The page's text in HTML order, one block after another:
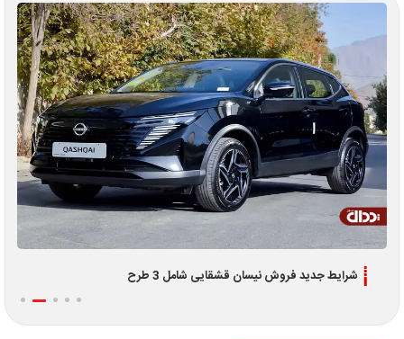
شرایط جدید فروش نیسان قشقایی شامل 3 طرح